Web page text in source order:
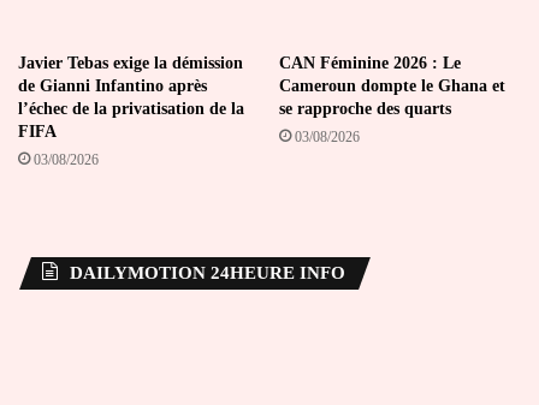
Javier Tebas exige la démission
de Gianni Infantino après
l’échec de la privatisation de la
FIFA
03/08/2026
CAN Féminine 2026 : Le
Cameroun dompte le Ghana et
se rapproche des quarts
03/08/2026
DAILYMOTION 24HEURE INFO